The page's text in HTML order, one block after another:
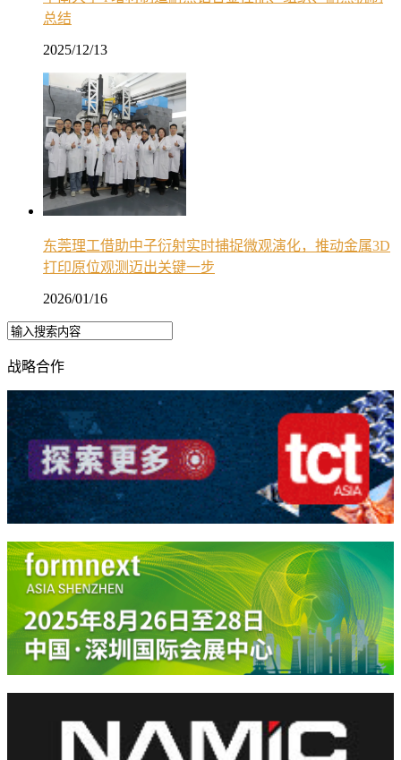
总结
2025/12/13
东莞理工借助中子衍射实时捕捉微观演化，推动金属3D
打印原位观测迈出关键一步
2026/01/16
战略合作